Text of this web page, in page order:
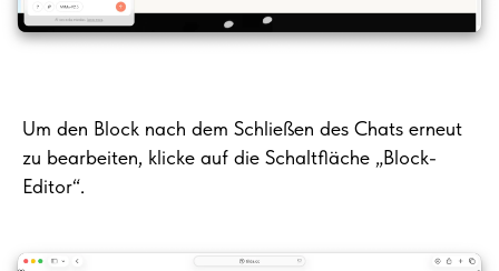
Um den Block nach dem Schließen des Chats erneut
zu bearbeiten, klicke auf die Schaltfläche „Block-
Editor“.